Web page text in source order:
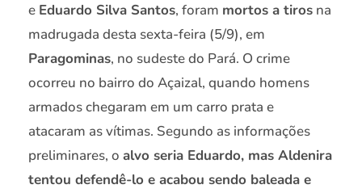
e Eduardo Silva Santos, foram mortos a tiros na
madrugada desta sexta-feira (5/9), em
Paragominas, no sudeste do Pará. O crime
ocorreu no bairro do Açaizal, quando homens
armados chegaram em um carro prata e
atacaram as vítimas. Segundo as informações
preliminares, o alvo seria Eduardo, mas Aldenira
tentou defendê-lo e acabou sendo baleada e